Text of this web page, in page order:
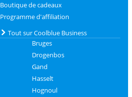
Boutique de cadeaux
Programme d'affiliation
Tout sur Coolblue Business
Bruges
Drogenbos
Gand
Hasselt
Hognoul